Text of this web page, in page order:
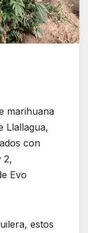
marihuana
Llallagua,
con
2,
Evo
estos